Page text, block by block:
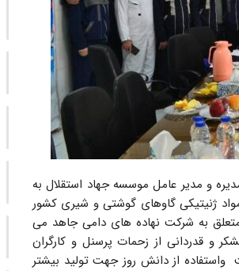
و مدیر عامل موسسه جهاد استقلال به
دامی جاهد روز شنبه مورخ ۱۴۰۱/۰۹/۲۶ از مرکز تولید مواد ژنیتیکی گاوهای گوشتی و شیری کشور
هکتار در محمد آباد شهر کرج متعلق به شرکت نهاده های دامی جاهد می
و قدردانی از زحمات پرسنل و کارگران
از دانش روز جهت تولید بیشتر